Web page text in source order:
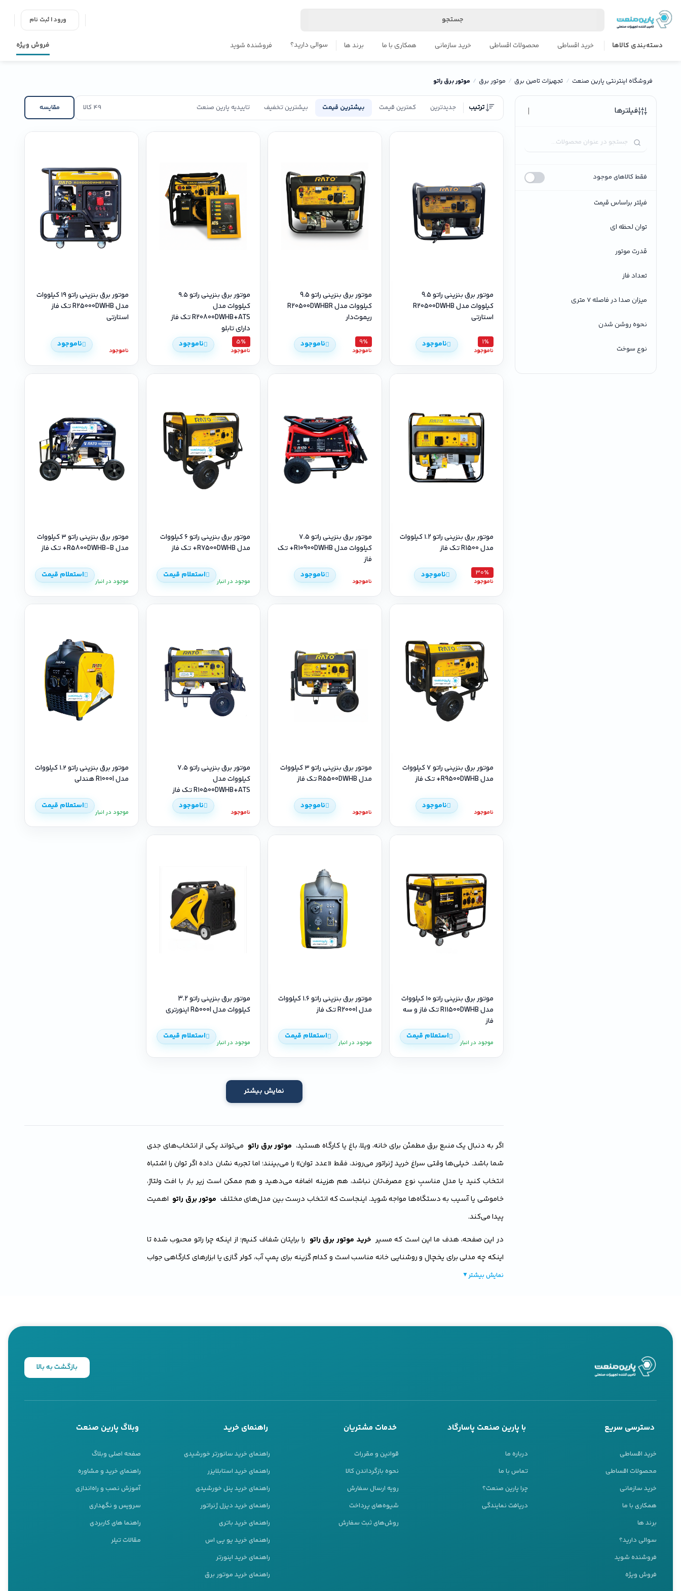
جستجو ورود | ثبت نام
دسته‌بندی کالاها خرید اقساطی محصولات اقساطی خرید سازمانی همکاری با ما برند ها سوالی دارید؟ فروشنده شوید فروش ویژه
فروشگاه اینترنتی پارین صنعت تجهیزات تامین برق موتور برق موتور برق راتو
فیلترها |
فقط کالاهای موجود
فیلتر براساس قیمت
توان لحظه ای
قدرت موتور
تعداد فاز
میزان صدا در فاصله 7 متری
نحوه روشن شدن
نوع سوخت
ترتیب جدیدترین کمترین قیمت بیشترین قیمت بیشترین تخفیف تاییدیه پارین صنعت 49 کالا مقایسه
موتور برق بنزینی راتو 9.5
کیلووات مدل R20500DWHB
استارتی
1٪
ناموجود
ناموجود
موتور برق بنزینی راتو 9.5
کیلووات مدل R20500DWHBR
ریموت‌دار
9٪
ناموجود
ناموجود
موتور برق بنزینی راتو ۹.۵
کیلووات مدل
R20800DWHB+ATS تک فاز
دارای تابلو
5٪
ناموجود
ناموجود
موتور برق بنزینی راتو ۱۹ کیلووات
مدل R25000DWHB تک فاز
استارتی
ناموجود
ناموجود
موتور برق بنزینی راتو ۱.2 کیلووات
مدل R1500 تک فاز
30٪
ناموجود
ناموجود
موتور برق بنزینی راتو ۷.۵
کیلووات مدل R10900DWHB+ تک
فاز
ناموجود
ناموجود
موتور برق بنزینی راتو ۶ کیلووات
مدل R7500DWHB+ تک فاز
موجود در انبار
استعلام قیمت
موتور برق بنزینی راتو ۳ کیلووات
مدل R5800DWHB-B+ تک فاز
موجود در انبار
استعلام قیمت
موتور برق بنزینی راتو ۷ کیلووات
مدل R9500DWHB+ تک فاز
ناموجود
ناموجود
موتور برق بنزینی راتو ۳ کیلووات
مدل R5500DWHB تک فاز
ناموجود
ناموجود
موتور برق بنزینی راتو ۷.۵
کیلووات مدل
R10500DWHB+ATS تک فاز
ناموجود
ناموجود
موتور برق بنزینی راتو ۱.۲ کیلووات
مدل R1000I هندلی
موجود در انبار
استعلام قیمت
موتور برق بنزینی راتو ۱۰ کیلووات
مدل R11500DWHB تک فاز و سه
فاز
موجود در انبار
استعلام قیمت
موتور برق بنزینی راتو ۱.۶ کیلووات
مدل R2000I تک فاز
موجود در انبار
استعلام قیمت
موتور برق بنزینی راتو 3.2
کیلووات مدل R5000I اینورتری
موجود در انبار
استعلام قیمت
نمایش بیشتر
اگر به دنبال یک منبع برق مطمئن برای خانه، ویلا، باغ یا کارگاه هستید، موتور برق راتو می‌تواند یکی از انتخاب‌های جدی
شما باشد. خیلی‌ها وقتی سراغ خرید ژنراتور می‌روند، فقط «عدد توان» را می‌بینند؛ اما تجربه نشان داده اگر توان را اشتباه
انتخاب کنید یا مدل مناسبِ نوع مصرف‌تان نباشد، هم هزینه اضافه می‌دهید و هم ممکن است زیر بار با افت ولتاژ،
خاموشی یا آسیب به دستگاه‌ها مواجه شوید. اینجاست که انتخاب درست بین مدل‌های مختلف موتور برق راتو اهمیت
پیدا می‌کند.
در این صفحه، هدف ما این است که مسیر خرید موتور برق راتو را برایتان شفاف کنیم؛ از اینکه چرا راتو محبوب شده تا
اینکه چه مدلی برای یخچال و روشنایی خانه مناسب است و کدام گزینه برای پمپ آب، کولر گازی یا ابزارهای کارگاهی جواب
می‌دهد. همچنین درباره نکاتی که روی
چرا موتور برق راتو بخریم؟
موتور برق راتو
برای کسانی جذاب است که دنبال ترکیبی از توان قابل اتکا، کارکرد پایدار و ارزش خرید منطقی هستند. راتو
در بازار به‌عنوان برندی شناخته می‌شود که در بسیاری از مدل‌ها، عملکرد واقعی دستگاه به نیازهای رایج کاربران نزدیک
است و در استفاده‌های طولانی‌تر هم رفتار قابل پیش‌بینی‌تری دارد؛ یعنی وقتی بار مصرفی بالا می‌رود، دستگاه کمتر شما
این است که تنوع مدل‌های آن، دست شما را برای انتخاب دقیق باز می‌گذارد؛ از
نمایش بیشتر▼
بازگشت به بالا
دسترسی سریع
خرید اقساطی
محصولات اقساطی
خرید سازمانی
همکاری با ما
برند ها
سوالی دارید؟
فروشنده شوید
فروش ویژه
با پارین صنعت پاسارگاد
درباره ما
تماس با ما
چرا پارین صنعت؟
دریافت نمایندگی
خدمات مشتریان
قوانین و مقررات
نحوه بازگرداندن کالا
رویه ارسال سفارش
شیوه‌های پرداخت
روش‌های ثبت سفارش
راهنمای خرید
راهنمای خرید سانورتر خورشیدی
راهنمای خرید استابلایزر
راهنمای خرید پنل خورشیدی
راهنمای خرید دیزل ژنراتور
راهنمای خرید باتری
راهنمای خرید یو پی اس
راهنمای خرید اینورتر
راهنمای خرید موتور برق
وبلاگ پارین صنعت
صفحه اصلی وبلاگ
راهنمای خرید و مشاوره
آموزش نصب و راه‌اندازی
سرویس و نگهداری
راهنما های کاربردی
مقالات تیلر
پشتیبانی 24 ساعته
ما اینجا هستیم تا به شما کمک کنیم
تیم پشتیبانی ما آماده پاسخگویی به سوالات شماست
کارشناس ۱